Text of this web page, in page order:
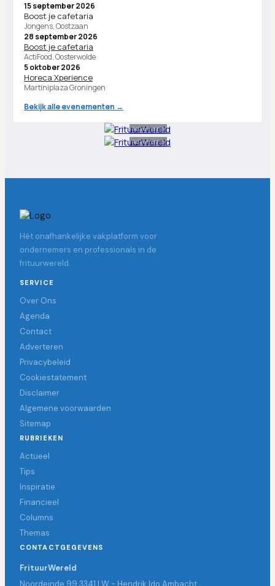
15 september 2026
Boost je cafetaria
Jongens, Oostzaan
28 september 2026
Boost je cafetaria
ActiFood, Oosterwolde
5 oktober 2026
Horeca Xperience
Martiniplaza Groningen
Bekijk alle evenementen →
Advertentie
Advertentie
Hét onafhankelijke vakplatform voor
ondernemers en professionals in de
frituurwereld.
SERVICE
Over Ons
Agenda
Contact
Adverteren
Privacybeleid
Cookiestatement
Disclaimer
Algemene voorwaarden
Sitemap
RUBRIEKEN
Actueel
Tips
Inspiratie
Financieel
Columns
Themas
CONTACTGEGEVENS
FrituurWereld
Noordeinde 99 3341 LW - Hendrik Ido Ambacht